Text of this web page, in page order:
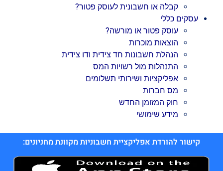
קבלה או חשבונית לעוסק פטור?
עסקים כללי
עוסק פטור או מורשה?
הוצאות מוכרות
הנהלת חשבונות חד צידית ודו צידית
התנהלות מול רשויות המס
אפליקציות ושירותי תשלומים
מס חברות
חוק המזומן החדש
מידע שימושי
קישור להורדת אפליקציית חשבוניות מקוונת מחניונים: